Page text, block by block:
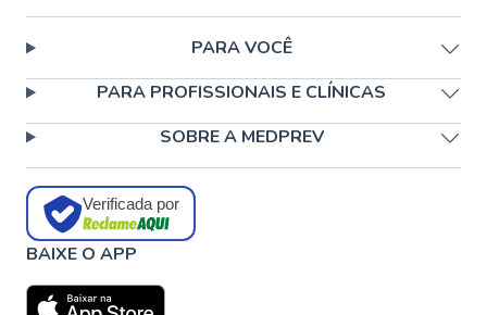
PARA VOCÊ
PARA PROFISSIONAIS E CLÍNICAS
SOBRE A MEDPREV
Verificada por
BAIXE O APP